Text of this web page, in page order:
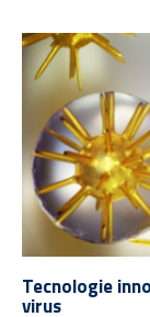
Tecnologie
virus